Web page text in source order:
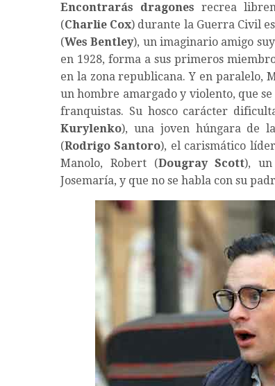
Encontrarás dragones recrea
(Charlie Cox) durante la Guerra Civil
(Wes Bentley), un imaginario amigo
en 1928, forma a sus primeros
en la zona republicana. Y en paralelo,
un hombre amargado y violento, que
franquistas. Su hosco carácter
Kurylenko), una joven húngara de
(Rodrigo Santoro), el carismático
Manolo, Robert (Dougray Scott), un
Josemaría, y que no se habla con su